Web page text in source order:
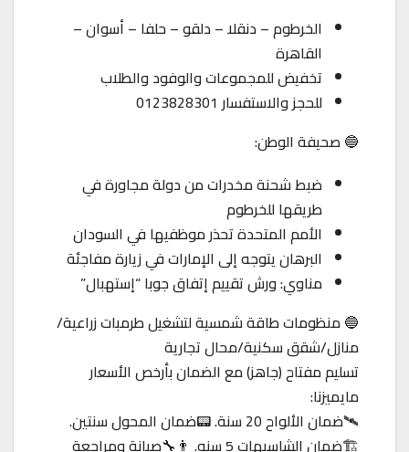
الخرطوم – دنقلا – دلقو – حلفا – أسوان –
القاهرة
تخفيض للمجموعات والوفود والطلاب
للحجز والاستفسار 0123828301
🔵 صحيفة الوطن:
ضبط شحنة مخدرات من دولة مجاورة في
طريقها للخرطوم
الأمم المتحدة تحذر موظفيها في السودان
البرهان يتوجه إلى الإمارات في زيارة مفاجئة
مناوي: ورش تقييم إتفاق جوبا “إستهبال”
🔵 منظومات طاقة شمسية لتشغيل طرمبات زراعية/
منازل/شقق سكنية/محال تجارية
تسليم مفتاح (جاهز) مع الضمان بأرخص الأسعار
مايميزنا:
🛰️ضمان الألواح 20 سنة. 📟ضمان المحول سنتين.
🏗️ضمان الشاسيهات 5 سنه. 👨‍🔧صيانة ومراجعة